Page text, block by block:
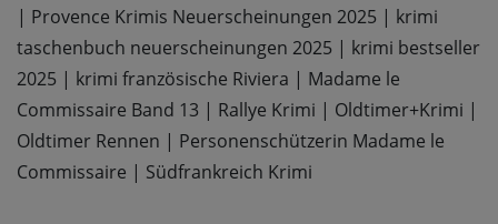
| Provence Krimis Neuerscheinungen 2025 | krimi
taschenbuch neuerscheinungen 2025 | krimi bestseller
2025 | krimi französische Riviera | Madame le
Commissaire Band 13 | Rallye Krimi | Oldtimer+Krimi |
Oldtimer Rennen | Personenschützerin Madame le
Commissaire | Südfrankreich Krimi